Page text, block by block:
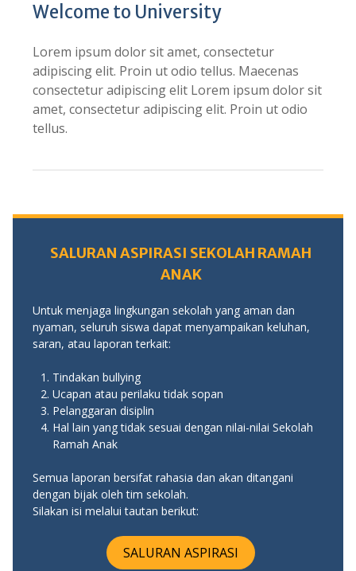
Welcome to University
Lorem ipsum dolor sit amet, consectetur
adipiscing elit. Proin ut odio tellus. Maecenas
consectetur adipiscing elit Lorem ipsum dolor sit
amet, consectetur adipiscing elit. Proin ut odio
tellus.
SALURAN ASPIRASI SEKOLAH RAMAH
ANAK
Untuk menjaga lingkungan sekolah yang aman dan
nyaman, seluruh siswa dapat menyampaikan keluhan,
saran, atau laporan terkait:
Tindakan bullying
Ucapan atau perilaku tidak sopan
Pelanggaran disiplin
Hal lain yang tidak sesuai dengan nilai-nilai Sekolah
Ramah Anak
Semua laporan bersifat rahasia dan akan ditangani
dengan bijak oleh tim sekolah.
Silakan isi melalui tautan berikut:
SALURAN ASPIRASI